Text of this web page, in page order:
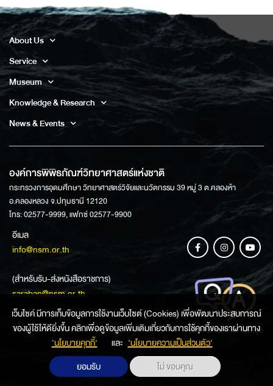
About Us
Service
Museum
Knowledge & Research
News & Events
องค์การพิพิธภัณฑ์วิทยาศาสตร์แห่งชาติ
กระทรวงการอุดมศึกษา วิทยาศาสตร์วิจัยและนวัตกรรม 39 หมู่ 3 ต.คลองห้า
อ.คลองหลวง จ.ปทุมธานี 12120
โทร: 02577-9999, แฟกซ์ 02577-9900
อีเมล
info@nsm.or.th
(สำหรับรับ-ส่งหนังสือราชการ)
saraban@nsm.or.th
ช่องทางการสอบถามข้อมูล
เว็บไซค์ มีการเก็บข้อมูลการใช้งานเว็บไซต์ (Cookies) เพื่อพัฒนาประสบการณ์
ของผู้ใช้ให้ดียิ่งขึ้น คลิกเพื่อดูข้อมูลเพิ่มเติมเกี่ยวกับการใช้คุกกี้ของเราผ่านทาง
‘นโยบายคุกกี้’
และ ‘นโยบายความเป็นส่วนตัว'
ยอมรับ
ไม่ ขอบคุณ